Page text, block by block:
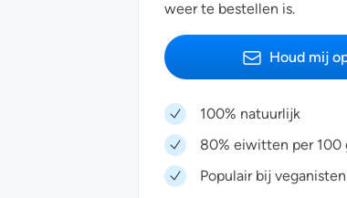
weer te bestellen is.
Houd mij
100% natuurlijk
80% eiwitten per 100
Populair bij